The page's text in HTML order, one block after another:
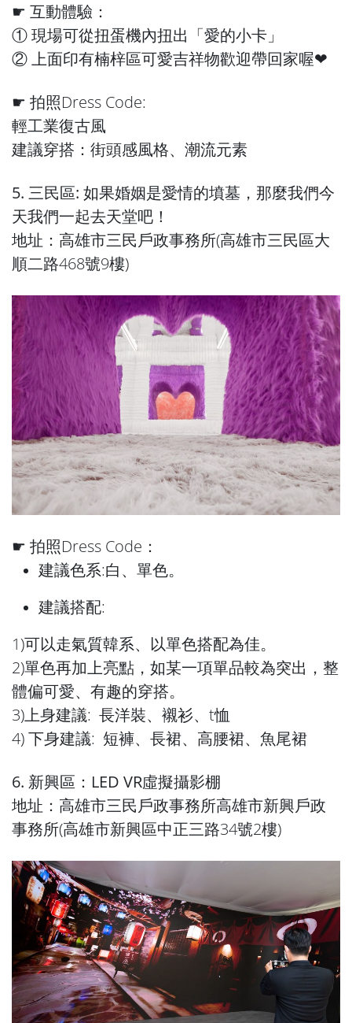
☛ 互動體驗：
① 現場可從扭蛋機內扭出「愛的小卡」
② 上面印有楠梓區可愛吉祥物歡迎帶回家喔❤︎
☛ 拍照Dress Code:
輕工業復古風
建議穿搭：街頭感風格、潮流元素
5. 三民區: 如果婚姻是愛情的墳墓，那麼我們今
天我們一起去天堂吧！
地址：高雄市三民戶政事務所(高雄市三民區大
順二路468號9樓)
☛ 拍照Dress Code：
建議色系:白、單色。
建議搭配:
1)可以走氣質韓系、以單色搭配為佳。
2)單色再加上亮點，如某一項單品較為突出，整
體偏可愛、有趣的穿搭。
3)上身建議: 長洋裝、襯衫、t恤
4) 下身建議: 短褲、長裙、高腰裙、魚尾裙
6. 新興區：LED VR虛擬攝影棚
地址：高雄市三民戶政事務所高雄市新興戶政
事務所(高雄市新興區中正三路34號2樓)